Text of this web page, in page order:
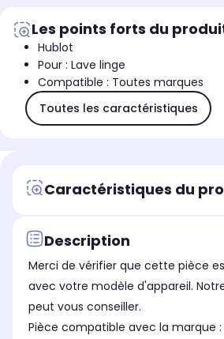
Les points forts du
Hublot
Pour : Lave linge
Compatible : Toutes marques
Toutes les caractéristiques
Caractéristiques du
Description
Merci de vérifier que cette pièce
avec votre modèle d'appareil.
peut vous conseiller.
Pièce compatible avec la marque :